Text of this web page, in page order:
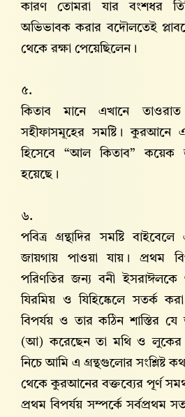
কারণ তোমরা যার বংশধর
অভিভাবক করার বদৌলতেই
থেকে রক্ষা পেয়েছিলেন।
৫.
কিতাব মানে এখানে
সহীফাসমূহের সমষ্টি। কুরআনে
হিসেবে “আল কিতাব” কয়েক
হয়েছে।
৬.
পবিত্র গ্রন্থাদির সমষ্টি
জায়গায় পাওয়া যায়। প্রথম
পরিণতির জন্য বনী ইসরাঈলকে
যিরমিয় ও যিহিষ্কেলে সতর্ক
বিপর্যয় ও তার কঠিন শাস্তির যে
(আ) করেছেন তা মথি ও লুকের
নিচে আমি এ গ্রন্থগুলোর সংশ্লিষ্ট
থেকে কুরআনের বক্তব্যের পূর্ণ
প্রথম বিপর্যয় সম্পর্কে সর্বপ্রথম